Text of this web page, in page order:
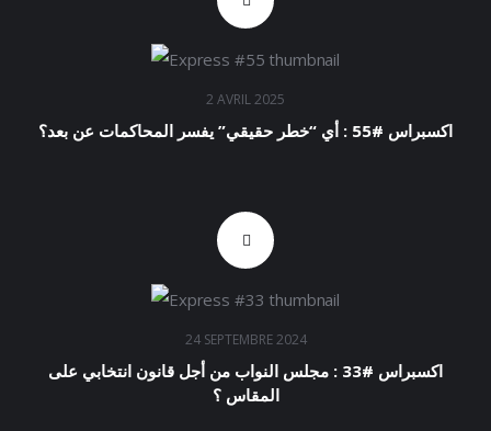
2 AVRIL 2025
اكسبراس #55 : أي “خطر حقيقي” يفسر المحاكمات عن بعد؟
24 SEPTEMBRE 2024
اكسبراس #33 : مجلس النواب من أجل قانون انتخابي على
المقاس ؟